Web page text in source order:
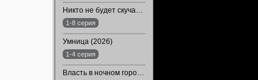
Никто не будет скучать по нам (2024)
1-8 серия
Умница (2026)
1-4 серия
Власть в ночном городе. Книга третья: Юность Кэнена (1-5 Сезон)